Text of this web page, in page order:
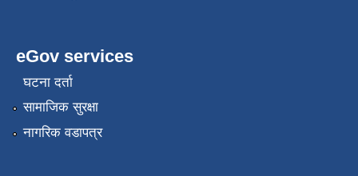
eGov services
घटना दर्ता
सामाजिक सुरक्षा
नागरिक वडापत्र